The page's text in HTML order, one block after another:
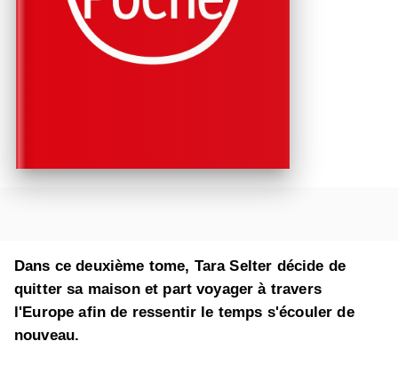
Dans ce deuxième tome, Tara Selter décide de
quitter sa maison et part voyager à travers
l'Europe afin de ressentir le temps s'écouler de
nouveau.